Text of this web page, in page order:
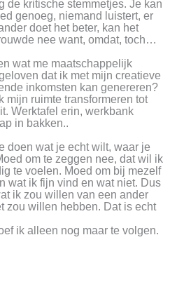
de kritische stemmetjes. Je kan
genoeg, niemand luistert, er
doet het beter, kan het
nee want, omdat, toch…
wat me maatschappelijk
dat ik met mijn creatieve
inkomsten kan genereren?
mijn ruimte transformeren tot
Werktafel erin, werkbank
in bakken..
doen wat je echt wilt, waar je
om te zeggen nee, dat wil ik
te voelen. Moed om bij mezelf
wat ik fijn vind en wat niet. Dus
ik zou willen van een ander
zou willen hebben. Dat is echt
ik alleen nog maar te volgen.